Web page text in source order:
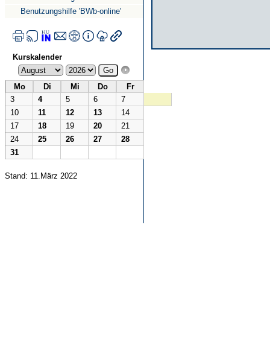
Benutzungshilfe 'BWb-online'
Kurskalender
Mo Di Mi Do
Fr
3
4 5 6
7
10
11 12 13
14
17
18 19 20
21
24
25 26 27
28
31
Stand: 11.März 2022